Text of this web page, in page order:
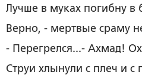
Лучше в муках погибну в
Верно, - мертвые сраму
- Перегрелся...- Ахмад!
Струи хлынули с плеч и с